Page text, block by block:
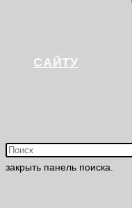
САЙТУ
закрыть панель поиска.